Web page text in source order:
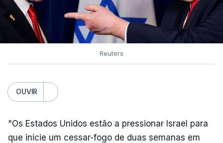
Reuters
OUVIR
"Os Estados Unidos estão a pressionar Israel para
que inicie um cessar-fogo de duas semanas em